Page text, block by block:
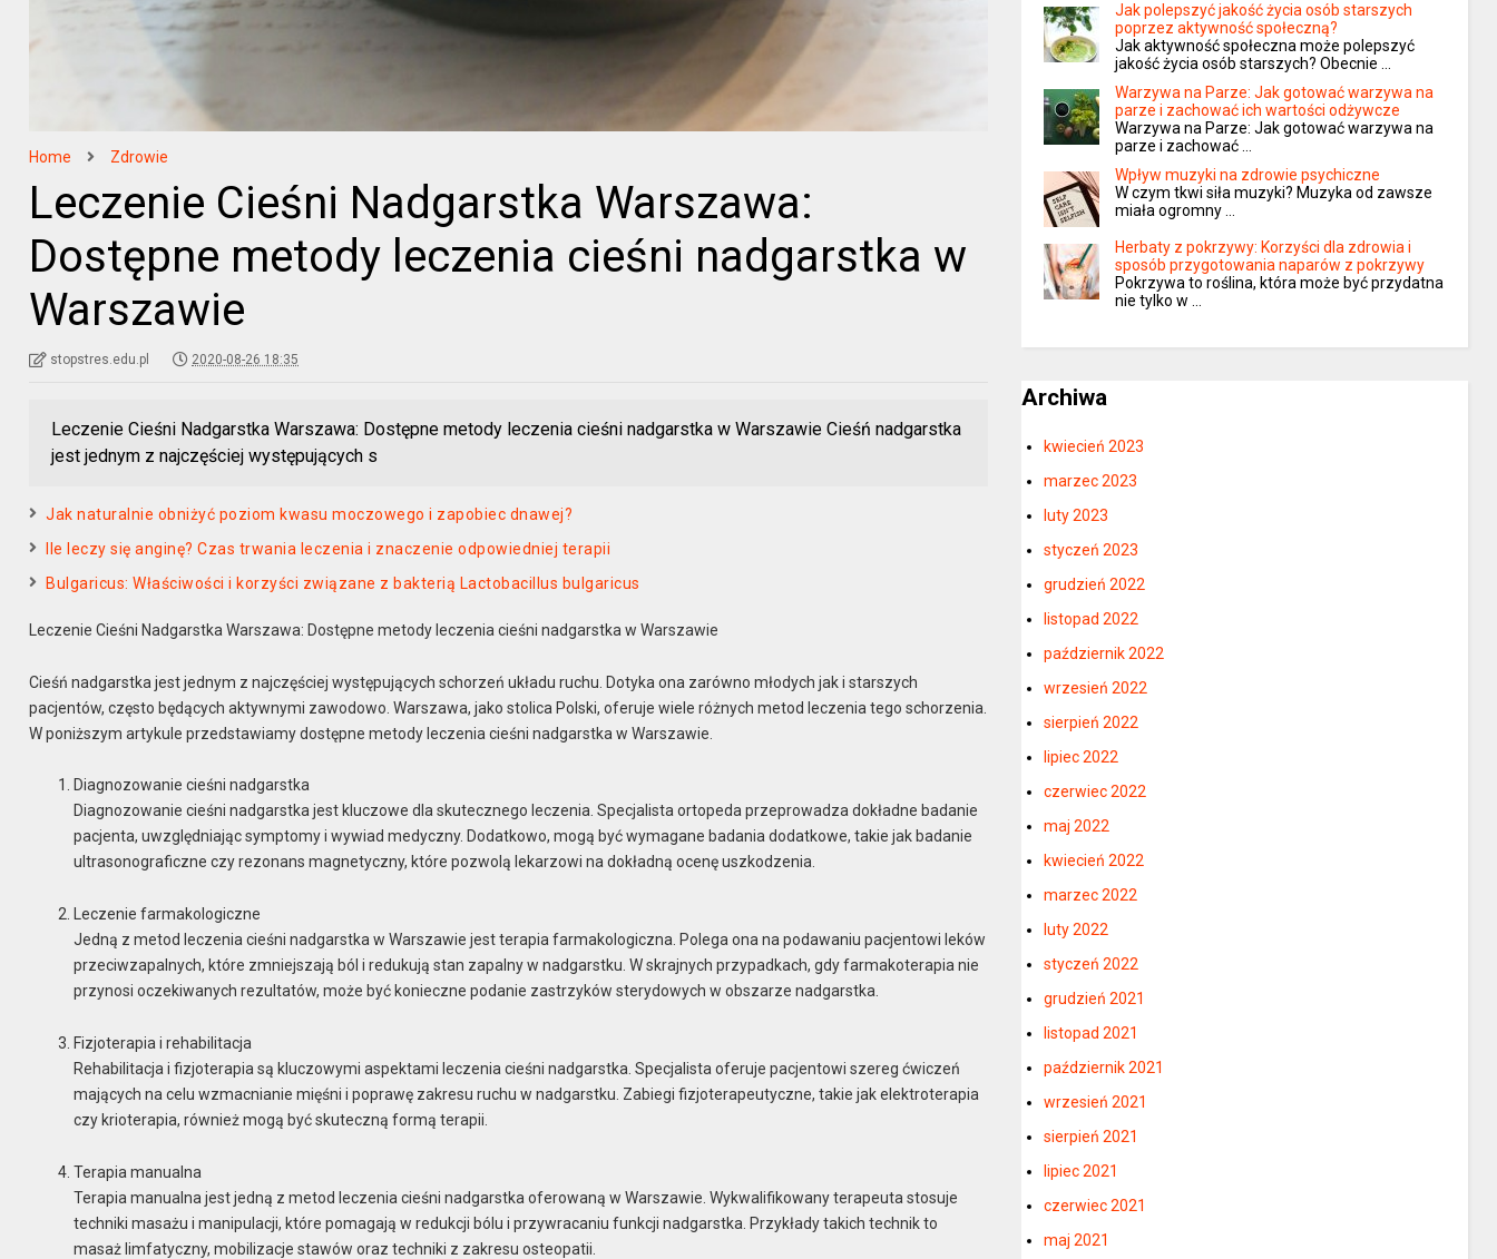
Home Zdrowie
Leczenie Cieśni Nadgarstka Warszawa:
Dostępne metody leczenia cieśni nadgarstka w
Warszawie
stopstres.edu.pl 2020-08-26 18:35
Leczenie Cieśni Nadgarstka Warszawa: Dostępne metody leczenia cieśni nadgarstka w Warszawie Cieśń nadgarstka
jest jednym z najczęściej występujących s
Jak naturalnie obniżyć poziom kwasu moczowego i zapobiec dnawej?
Ile leczy się anginę? Czas trwania leczenia i znaczenie odpowiedniej terapii
Bulgaricus: Właściwości i korzyści związane z bakterią Lactobacillus bulgaricus
Leczenie Cieśni Nadgarstka Warszawa: Dostępne metody leczenia cieśni nadgarstka w Warszawie
Cieśń nadgarstka jest jednym z najczęściej występujących schorzeń układu ruchu. Dotyka ona zarówno młodych jak i starszych
pacjentów, często będących aktywnymi zawodowo. Warszawa, jako stolica Polski, oferuje wiele różnych metod leczenia tego schorzenia.
W poniższym artykule przedstawiamy dostępne metody leczenia cieśni nadgarstka w Warszawie.
Diagnozowanie cieśni nadgarstka
Diagnozowanie cieśni nadgarstka jest kluczowe dla skutecznego leczenia. Specjalista ortopeda przeprowadza dokładne badanie
pacjenta, uwzględniając symptomy i wywiad medyczny. Dodatkowo, mogą być wymagane badania dodatkowe, takie jak badanie
ultrasonograficzne czy rezonans magnetyczny, które pozwolą lekarzowi na dokładną ocenę uszkodzenia.
Leczenie farmakologiczne
Jedną z metod leczenia cieśni nadgarstka w Warszawie jest terapia farmakologiczna. Polega ona na podawaniu pacjentowi leków
przeciwzapalnych, które zmniejszają ból i redukują stan zapalny w nadgarstku. W skrajnych przypadkach, gdy farmakoterapia nie
przynosi oczekiwanych rezultatów, może być konieczne podanie zastrzyków sterydowych w obszarze nadgarstka.
Fizjoterapia i rehabilitacja
Rehabilitacja i fizjoterapia są kluczowymi aspektami leczenia cieśni nadgarstka. Specjalista oferuje pacjentowi szereg ćwiczeń
mających na celu wzmacnianie mięśni i poprawę zakresu ruchu w nadgarstku. Zabiegi fizjoterapeutyczne, takie jak elektroterapia
czy krioterapia, również mogą być skuteczną formą terapii.
Terapia manualna
Terapia manualna jest jedną z metod leczenia cieśni nadgarstka oferowaną w Warszawie. Wykwalifikowany terapeuta stosuje
techniki masażu i manipulacji, które pomagają w redukcji bólu i przywracaniu funkcji nadgarstka. Przykłady takich technik to
masaż limfatyczny, mobilizacje stawów oraz techniki z zakresu osteopatii.
Jak polepszyć jakość życia osób starszych
poprzez aktywność społeczną?
Jak aktywność społeczna może polepszyć
jakość życia osób starszych? Obecnie …
Warzywa na Parze: Jak gotować warzywa na
parze i zachować ich wartości odżywcze
Warzywa na Parze: Jak gotować warzywa na
parze i zachować …
Wpływ muzyki na zdrowie psychiczne
W czym tkwi siła muzyki? Muzyka od zawsze
miała ogromny …
Herbaty z pokrzywy: Korzyści dla zdrowia i
sposób przygotowania naparów z pokrzywy
Pokrzywa to roślina, która może być przydatna
nie tylko w …
Archiwa
kwiecień 2023
marzec 2023
luty 2023
styczeń 2023
grudzień 2022
listopad 2022
październik 2022
wrzesień 2022
sierpień 2022
lipiec 2022
czerwiec 2022
maj 2022
kwiecień 2022
marzec 2022
luty 2022
styczeń 2022
grudzień 2021
listopad 2021
październik 2021
wrzesień 2021
sierpień 2021
lipiec 2021
czerwiec 2021
maj 2021